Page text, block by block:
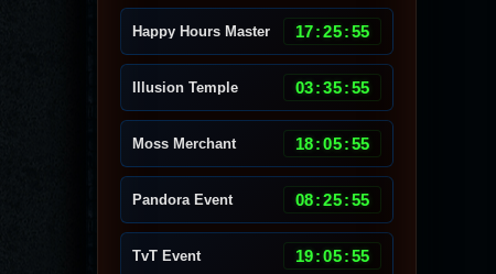
Happy Hours Master 17:25:51
Illusion Temple 03:35:51
Moss Merchant 18:05:51
Pandora Event 08:25:51
TvT Event 19:05:51